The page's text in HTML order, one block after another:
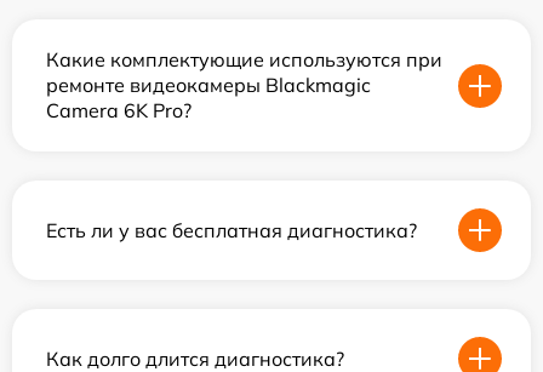
Какие комплектующие используются при
ремонте видеокамеры Blackmagic
Camera 6K Pro?
Есть ли у вас бесплатная диагностика?
Как долго длится диагностика?